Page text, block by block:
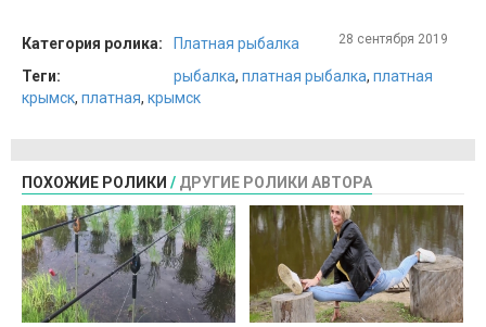
Категория ролика:
Платная рыбалка
Теги:
рыбалка, платная рыбалка, платная
крымск, платная, крымск
28 сентября 2019
ПОХОЖИЕ РОЛИКИ / ДРУГИЕ РОЛИКИ АВТОРА